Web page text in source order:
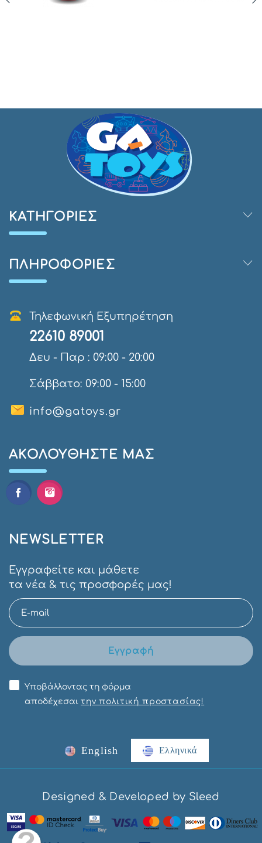
ΚΑΤΗΓΟΡΊΕΣ
ΠΛΗΡΟΦΟΡΊΕΣ
Τηλεφωνική Εξυπηρέτηση
22610 89001
Δευ - Παρ : 09:00 - 20:00
Σάββατο: 09:00 - 15:00
info@gatoys.gr
AΚΟΛΟΥΘΉΣΤΕ ΜΑΣ
NEWSLETTER
Εγγραφείτε και μάθετε
τα νέα & τις προσφορές μας!
Εγγραφή
Υποβάλλοντας τη φόρμα
αποδέχεσαι την πολιτική προστασίας!
English Ελληνικά
Designed & Developed by Sleed